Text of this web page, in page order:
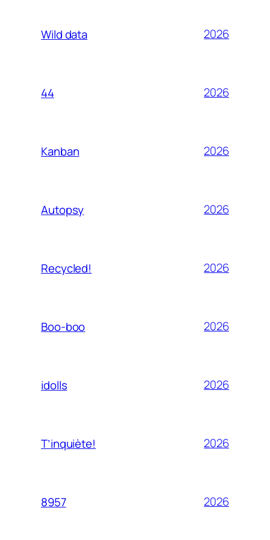
Wild data 2026
44 2026
Kanban 2026
Autopsy 2026
Recycled! 2026
Boo-boo 2026
idolls 2026
T’inquiète! 2026
8957 2026